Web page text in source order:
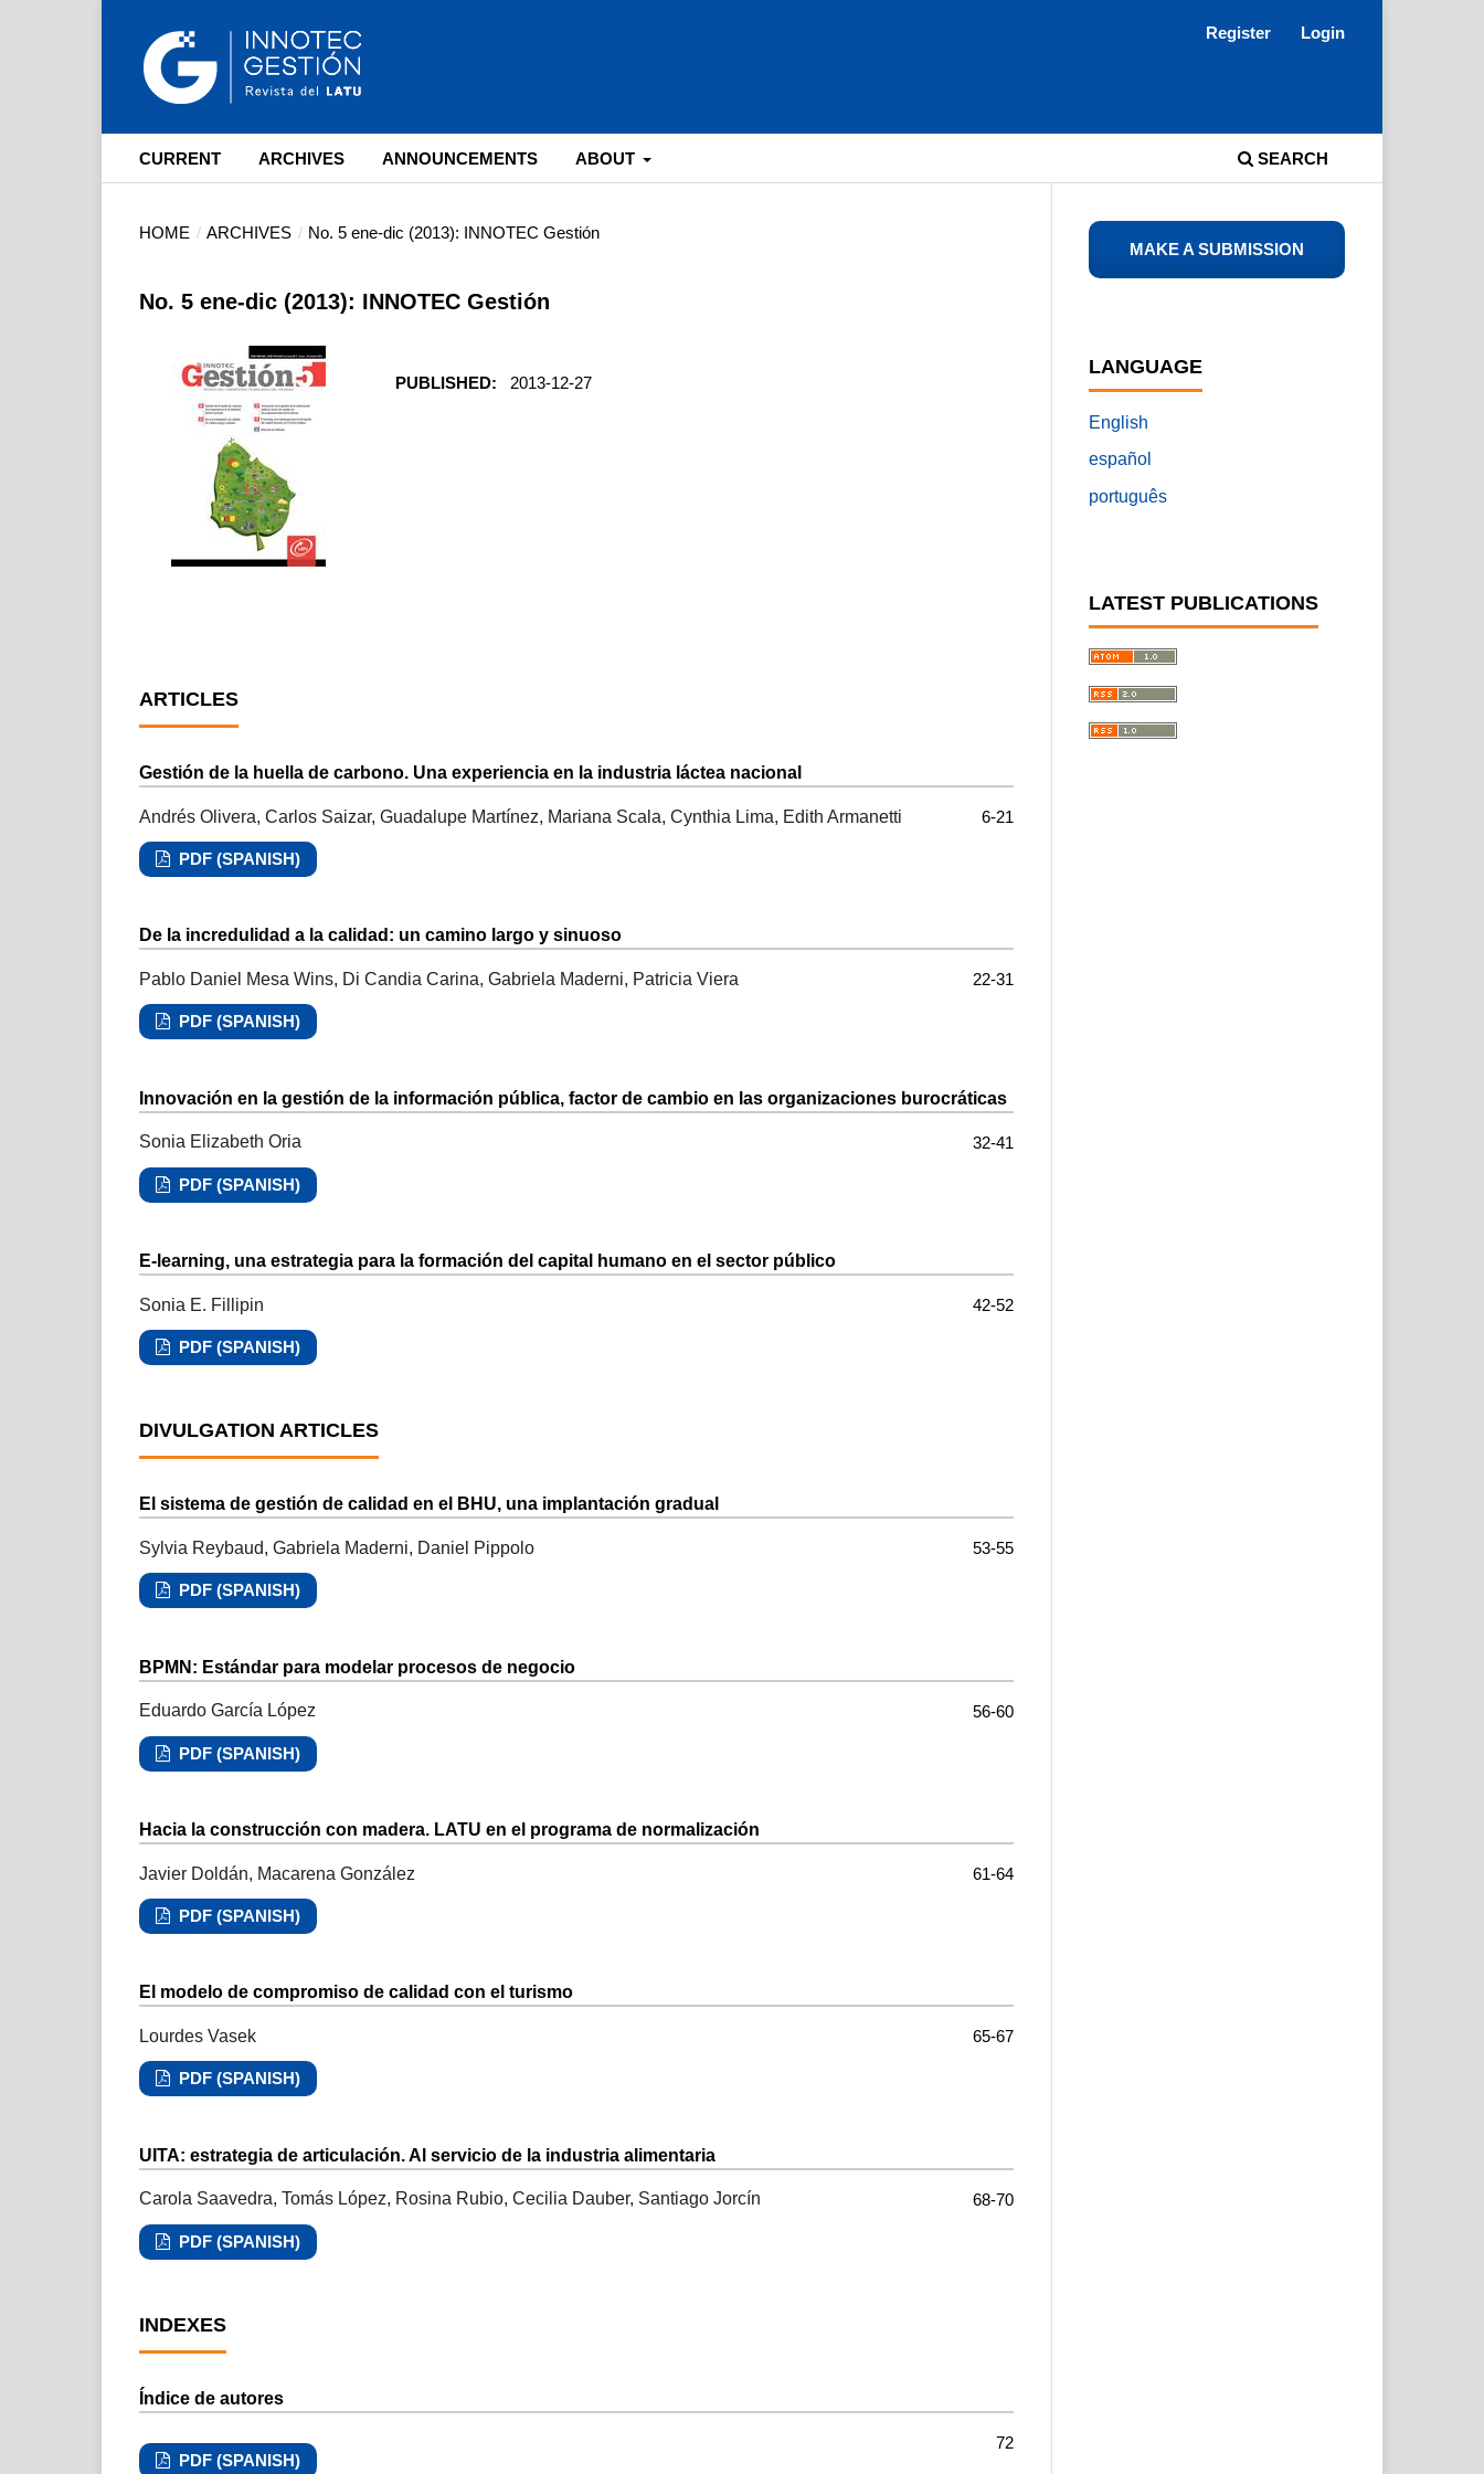
CURRENT ARCHIVES ANNOUNCEMENTS ABOUT SEARCH
Register Login
HOME / ARCHIVES / No. 5 ene-dic (2013): INNOTEC Gestión
No. 5 ene-dic (2013): INNOTEC Gestión
PUBLISHED: 2013-12-27
ARTICLES
Gestión de la huella de carbono. Una experiencia en la industria láctea nacional
Andrés Olivera, Carlos Saizar, Guadalupe Martínez, Mariana Scala, Cynthia Lima, Edith Armanetti 6-21
PDF (SPANISH)
De la incredulidad a la calidad: un camino largo y sinuoso
Pablo Daniel Mesa Wins, Di Candia Carina, Gabriela Maderni, Patricia Viera 22-31
PDF (SPANISH)
Innovación en la gestión de la información pública, factor de cambio en las organizaciones burocráticas
Sonia Elizabeth Oria 32-41
PDF (SPANISH)
E-learning, una estrategia para la formación del capital humano en el sector público
Sonia E. Fillipin 42-52
PDF (SPANISH)
DIVULGATION ARTICLES
El sistema de gestión de calidad en el BHU, una implantación gradual
Sylvia Reybaud, Gabriela Maderni, Daniel Pippolo 53-55
PDF (SPANISH)
BPMN: Estándar para modelar procesos de negocio
Eduardo García López 56-60
PDF (SPANISH)
Hacia la construcción con madera. LATU en el programa de normalización
Javier Doldán, Macarena González 61-64
PDF (SPANISH)
El modelo de compromiso de calidad con el turismo
Lourdes Vasek 65-67
PDF (SPANISH)
UITA: estrategia de articulación. Al servicio de la industria alimentaria
Carola Saavedra, Tomás López, Rosina Rubio, Cecilia Dauber, Santiago Jorcín 68-70
PDF (SPANISH)
INDEXES
Índice de autores
72
PDF (SPANISH)
LANGUAGE
English
español
português
LATEST PUBLICATIONS
MAKE A SUBMISSION